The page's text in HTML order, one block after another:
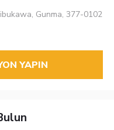
Gunma, 377-0102
YAPIN